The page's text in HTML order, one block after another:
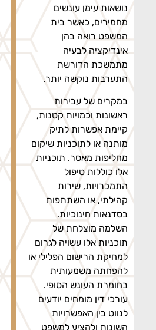
נושאות עימן עונשים
מחמירים, כאשר בית
המשפט רואה בהן
אינדיקציה לבעיה
מתמשכת הדורשת
התערבות נוקשה יותר.
במקרים של עבירות
ראשונות וכמויות קטנות,
קיימת אפשרות לתיק
מותנה או לתוכניות שיקום
מחליפות מאסר. תוכניות
אלו כוללות טיפול
התמכרויות, שירות
קהילתי, או השתתפות
בסדנאות חינוכיות.
השלמה מוצלחת של
תוכניות אלו עשויה לגרום
למחיקת הרישום הפלילי או
להפחתה משמעותית
בחומרת העונש הסופי.
עורכי דין מומחים יודעים
לנווט בין האפשרויות
השונות ולהציע למשפט